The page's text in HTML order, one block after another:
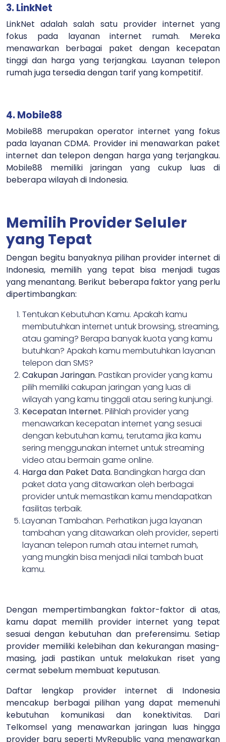
3. LinkNet
LinkNet adalah salah satu provider internet yang
fokus pada layanan internet rumah. Mereka
menawarkan berbagai paket dengan kecepatan
tinggi dan harga yang terjangkau. Layanan telepon
rumah juga tersedia dengan tarif yang kompetitif.
4. Mobile88
Mobile88 merupakan operator internet yang fokus
pada layanan CDMA. Provider ini menawarkan paket
internet dan telepon dengan harga yang terjangkau.
Mobile88 memiliki jaringan yang cukup luas di
beberapa wilayah di Indonesia.
Memilih Provider Seluler
yang Tepat
Dengan begitu banyaknya pilihan provider internet di
Indonesia, memilih yang tepat bisa menjadi tugas
yang menantang. Berikut beberapa faktor yang perlu
dipertimbangkan:
Tentukan Kebutuhan Kamu. Apakah kamu
membutuhkan internet untuk browsing, streaming,
atau gaming? Berapa banyak kuota yang kamu
butuhkan? Apakah kamu membutuhkan layanan
telepon dan SMS?
Cakupan Jaringan. Pastikan provider yang kamu
pilih memiliki cakupan jaringan yang luas di
wilayah yang kamu tinggali atau sering kunjungi.
Kecepatan Internet. Pilihlah provider yang
menawarkan kecepatan internet yang sesuai
dengan kebutuhan kamu, terutama jika kamu
sering menggunakan internet untuk streaming
video atau bermain game online.
Harga dan Paket Data. Bandingkan harga dan
paket data yang ditawarkan oleh berbagai
provider untuk memastikan kamu mendapatkan
fasilitas terbaik.
Layanan Tambahan. Perhatikan juga layanan
tambahan yang ditawarkan oleh provider, seperti
layanan telepon rumah atau internet rumah,
yang mungkin bisa menjadi nilai tambah buat
kamu.
Dengan mempertimbangkan faktor-faktor di atas,
kamu dapat memilih provider internet yang tepat
sesuai dengan kebutuhan dan preferensimu. Setiap
provider memiliki kelebihan dan kekurangan masing-
masing, jadi pastikan untuk melakukan riset yang
cermat sebelum membuat keputusan.
Daftar lengkap provider internet di Indonesia
mencakup berbagai pilihan yang dapat memenuhi
kebutuhan komunikasi dan konektivitas. Dari
Telkomsel yang menawarkan jaringan luas hingga
provider baru seperti MyRepublic yang menawarkan